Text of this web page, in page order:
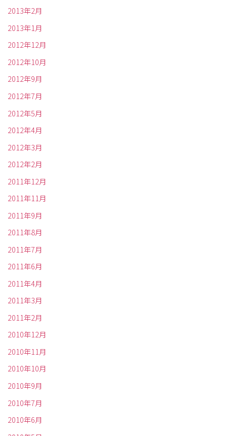
2013年2月
2013年1月
2012年12月
2012年10月
2012年9月
2012年7月
2012年5月
2012年4月
2012年3月
2012年2月
2011年12月
2011年11月
2011年9月
2011年8月
2011年7月
2011年6月
2011年4月
2011年3月
2011年2月
2010年12月
2010年11月
2010年10月
2010年9月
2010年7月
2010年6月